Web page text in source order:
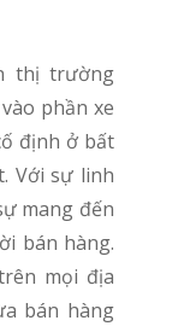
phần xe
định ở bất
Với sự linh
mang đến
bán hàng.
mọi địa
bán hàng